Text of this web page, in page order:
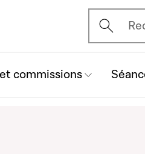
Ouvrir
commissions